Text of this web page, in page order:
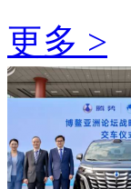
更多 >